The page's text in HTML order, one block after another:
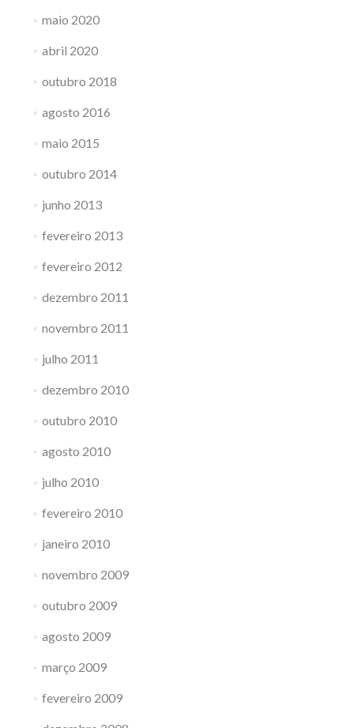
maio 2020
abril 2020
outubro 2018
agosto 2016
maio 2015
outubro 2014
junho 2013
fevereiro 2013
fevereiro 2012
dezembro 2011
novembro 2011
julho 2011
dezembro 2010
outubro 2010
agosto 2010
julho 2010
fevereiro 2010
janeiro 2010
novembro 2009
outubro 2009
agosto 2009
março 2009
fevereiro 2009